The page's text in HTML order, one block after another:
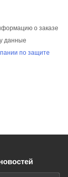
о заказе
данные
по защите